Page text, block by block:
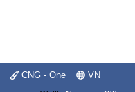
CNG - One VN